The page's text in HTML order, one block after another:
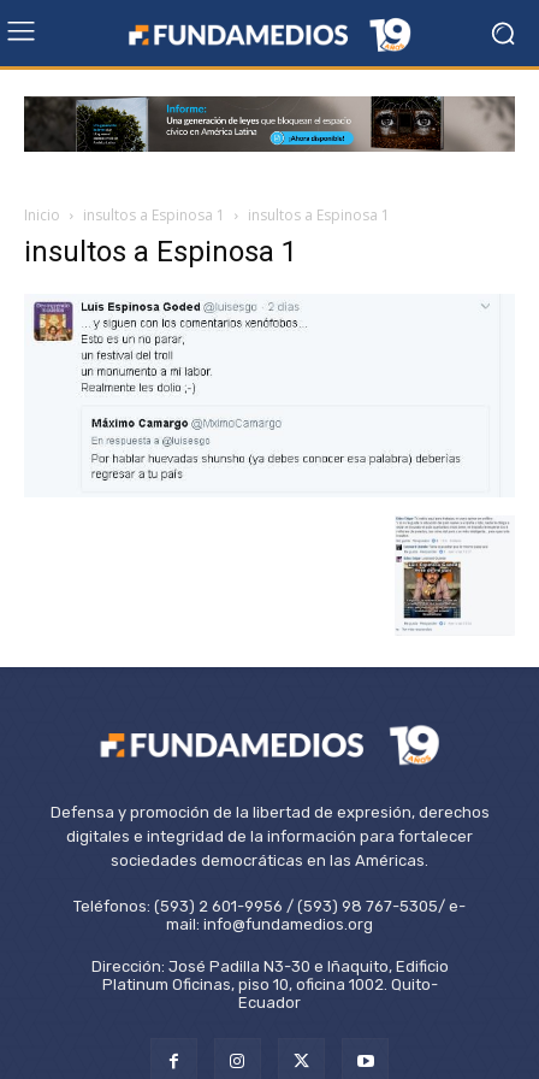
Inicio insultos a Espinosa 1 insultos a Espinosa 1
insultos a Espinosa 1
Defensa y promoción de la libertad de expresión, derechos
digitales e integridad de la información para fortalecer
sociedades democráticas en las Américas.
Teléfonos: (593) 2 601-9956 / (593) 98 767-5305/ e-
mail: info@fundamedios.org
Dirección: José Padilla N3-30 e Iñaquito, Edificio
Platinum Oficinas, piso 10, oficina 1002. Quito-
Ecuador